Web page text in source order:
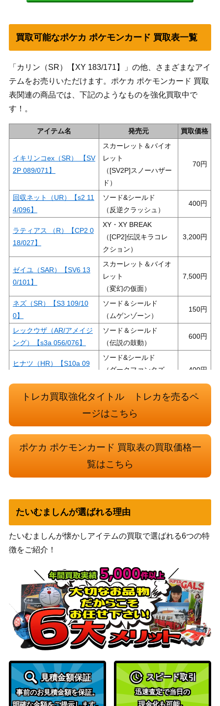
買取可能なポケカ ポケモンカード 買取表一覧
「カリン（SR）【XY 183/171】」の他、さまざまなアイ
テムをお売りいただけます。ポケカ ポケモンカード 買取
表関連の商品では、下記のようなものを強化買取中で
す！。
アイテム名 発売元 買取価格
イキリンコex（SR） 【SV
2P 089/071】
スカーレット＆バイオ
レット
（[SV2P]スノーハザー
ド）
70
回収ネット（UR）【s2 11
4/096】
ソード&シールド
（反逆クラッシュ）
400
ラティアス （R）【CP2 0
18/027】
XY・XY BREAK
（[CP2]伝説キラコレ
クション）
3,200
ゼイユ（SAR）【SV6 13
0/101】
スカーレット＆バイオ
レット
（変幻の仮面）
7,500
ネズ（SR）【S3 109/10
0】
ソード＆シールド
（ムゲンゾーン）
150
レックウザ（AR/アメイジ
ング）【s3a 056/076】
ソード＆シールド
（伝説の鼓動）
600
ヒナツ（HR）【S10a 09
ソード&シールド
（ダークファンタズ
マ）
400
キバナ（SAR）【S12a 23
ソード&シールド
（VSTARユニバース）
コバルオンEX（SR）【B
W7 073/070】
（プリズマゲイル）
アンズの秘技（SAR）【S
V8a 228/187】
スカーレット＆バイオ
レット
（テラスタルフェス
R）【XY5 077/070】
（ガイアボルケーノ）
サザレ（SR）【SV5a 08
7/066】
レット
300
シャワーズ ミラー/マス
ターボール（R）【SV2a 1
34/165】
スカーレット＆バイオ
レット
（ポケモンカード
151）
1,300
ビワ（SAR）【SV5K 096/
071】
スカーレット＆バイオ
レット
（ワイルドフォース）
400
ムゲンダイナVMAX（U
R）【s4a 328/190】
ソード＆シールド
（シャイニースター
400
スカーレット＆バイオ
トレカ買取強化タイトル トレカを売るペ
ージはこちら
ポケカ ポケモンカード 買取表の買取価格一
覧はこちら
たいむましんが選ばれる理由
たいむましんが懐かしアイテムの買取で選ばれる6つの特
徴をご紹介！
見積金額保証
事前のお見積金額を保証。
スピード取引
迅速査定で当日の
現金化も可能。